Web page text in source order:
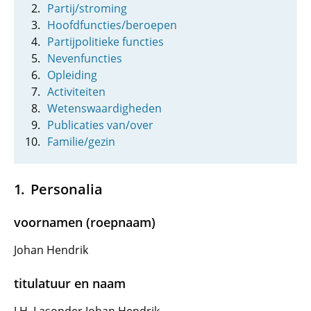
Partij/stroming
Hoofdfuncties/beroepen
Partijpolitieke functies
Nevenfuncties
Opleiding
Activiteiten
Wetenswaardigheden
Publicaties van/over
Familie/gezin
Personalia
voornamen (roepnaam)
Johan Hendrik
titulatuur en naam